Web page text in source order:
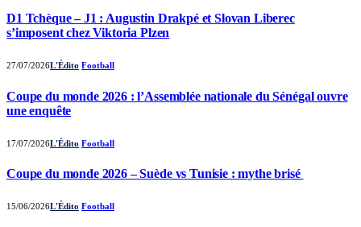
D1 Tchèque – J1 : Augustin Drakpé et Slovan Liberec
s’imposent chez Viktoria Plzen
27/07/2026L'Édito Football
Coupe du monde 2026 : l’Assemblée nationale du Sénégal ouvre
une enquête
17/07/2026L'Édito Football
Coupe du monde 2026 – Suède vs Tunisie : mythe brisé
15/06/2026L'Édito Football